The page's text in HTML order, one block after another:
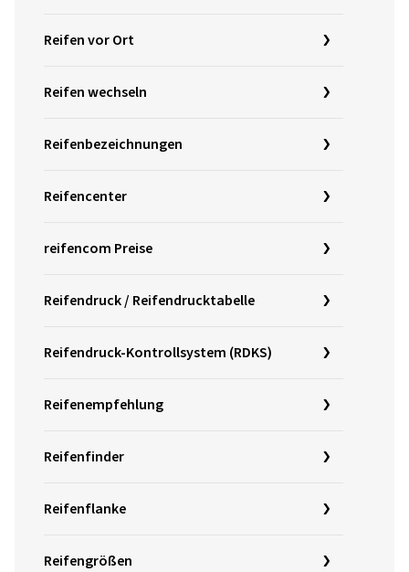
Reifen vor Ort
Reifen wechseln
Reifenbezeichnungen
Reifencenter
reifencom Preise
Reifendruck / Reifendrucktabelle
Reifendruck-Kontrollsystem (RDKS)
Reifenempfehlung
Reifenfinder
Reifenflanke
Reifengrößen